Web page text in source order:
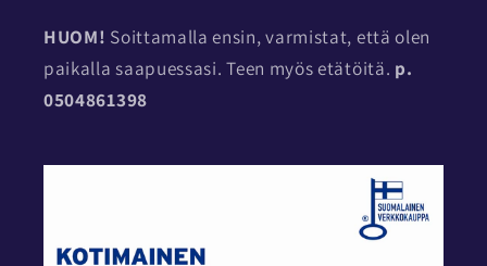
HUOM! Soittamalla ensin, varmistat, että olen
paikalla saapuessasi. Teen myös etätöitä. p.
0504861398